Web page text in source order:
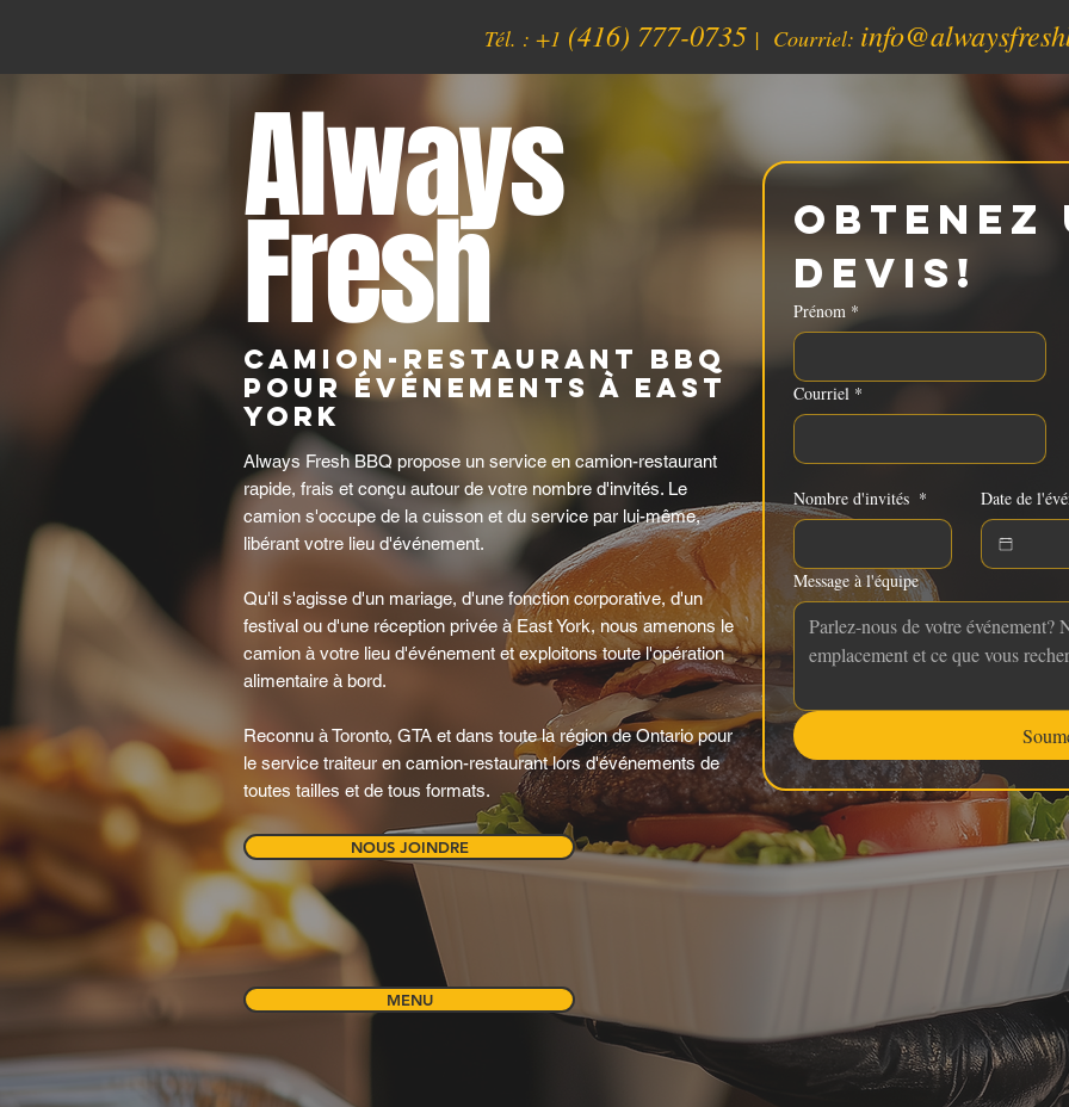
Tél. : +1 (416) 777-0735| Courriel:
Always
Fresh
Camion-restaurant BBQ
pour événements à East
York
Always Fresh BBQ propose un service en camion-restaurant
rapide, frais et conçu autour de votre nombre d'invités. Le
camion s'occupe de la cuisson et du service par lui-même,
libérant votre lieu d'événement.
Qu'il s'agisse d'un mariage, d'une fonction corporative, d'un
festival ou d'une réception privée à East York, nous amenons le
camion à votre lieu d'événement et exploitons toute l'opération
alimentaire à bord.
Reconnu à Toronto, GTA et dans toute la région de Ontario pour
le service traiteur en camion-restaurant lors d'événements de
toutes tailles et de tous formats.
NOUS JOINDRE
Obtenez
devis!
Prénom *
Courriel *
Nombre d'invités * Date de
Message à l'équipe
MENU